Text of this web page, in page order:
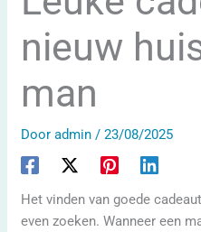
nieuw
man
Dooradmin/23/08/2025
Het vinden van goede
even zoeken. Wanneer een